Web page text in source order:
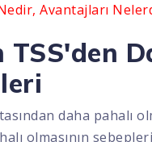
Avantajları
TSS'den
daha pahalı
olmasının